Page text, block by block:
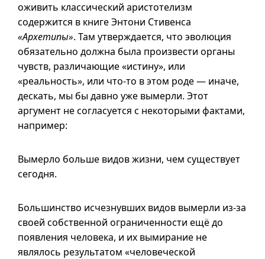
оживить классический аристотелизм
содержится в книге Энтони Стивенса
«Архетипы». Там утверждается, что эволюция
обязательно должна была произвести органы
чувств, различающие «истину», или
«реальность», или что-то в этом роде — иначе,
дескать, мы бы давно уже вымерли. Этот
аргумент не согласуется с некоторыми фактами,
например:
Вымерло больше видов жизни, чем существует
сегодня.
Большинство исчезнувших видов вымерли из-за
своей собственной ограниченности ещё до
появления человека, и их вымирание не
являлось результатом «человеческой